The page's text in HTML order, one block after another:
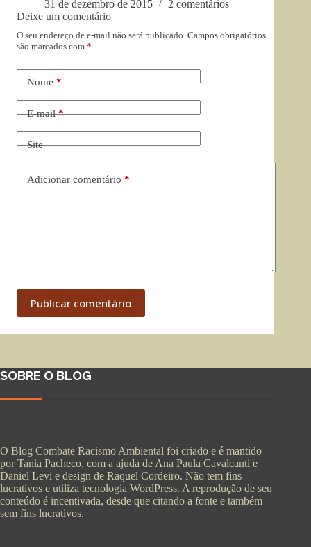
31 de dezembro de 2015
2 comentários
Deixe um comentário
O seu endereço de e-mail não será publicado. Campos obrigatórios
são marcados com *
Nome*
E-mail*
Site
Adicionar comentário *
Publicar comentário
SOBRE O BLOG
O Blog Combate Racismo Ambiental foi criado e é mantido
por Tania Pacheco, com a ajuda de Ana Paula Cavalcanti e
Daniel Levi e design de Raquel Cordeiro. Não tem fins
lucrativos e utiliza tecnologia WordPress. A reprodução de seu
conteúdo é incentivada, desde que citando a fonte e também
sem fins lucrativos.